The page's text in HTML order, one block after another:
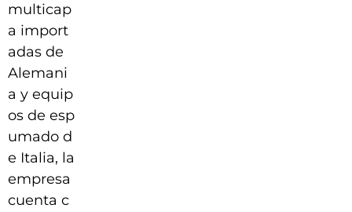
multicap
a import
adas de
Alemani
a y equip
os de esp
umado d
e Italia, la
empresa
cuenta c